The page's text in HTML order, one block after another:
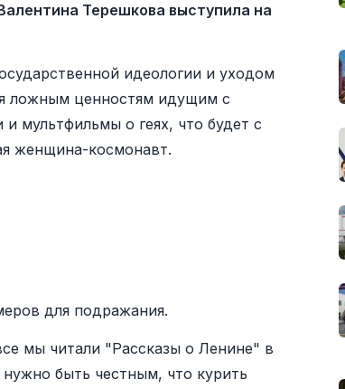
Терешкова выступила на
идеологии и уходом
ложным ценностям идущим с
мультфильмы о геях, что будет с
женщина-космонавт.
для подражания.
мы читали "Рассказы о Ленине" в
быть честным, что курить